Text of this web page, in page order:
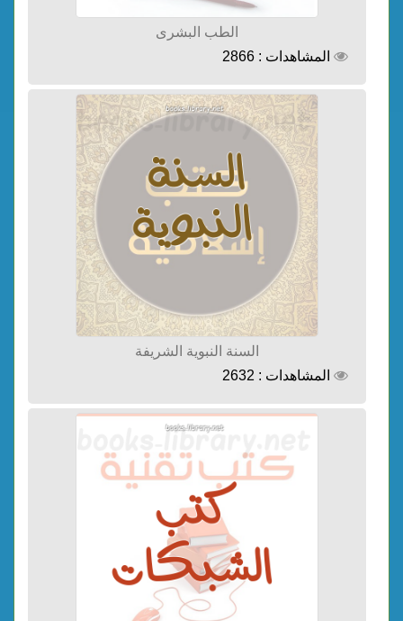
الطب البشرى
المشاهدات : 2866
السنة النبوية الشريفة
المشاهدات : 2632